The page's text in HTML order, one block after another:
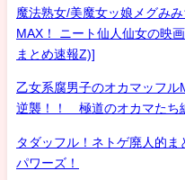
魔法熟女/美魔女ッ娘メグみ
MAX！ ニート仙人仙女の映
まとめ速報Z)]
乙女系腐男子のオカマッフ
逆襲！！ 極道のオカマたち
タダッフル！ネトゲ廃人的
パワーズ！